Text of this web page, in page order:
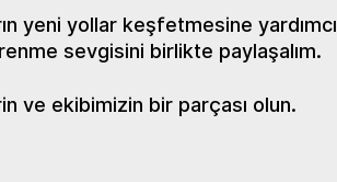
yeni yollar keşfetmesine yardımcı
sevgisini birlikte paylaşalım.
ve ekibimizin bir parçası olun.